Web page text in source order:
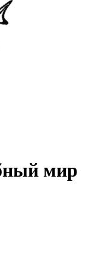
мир